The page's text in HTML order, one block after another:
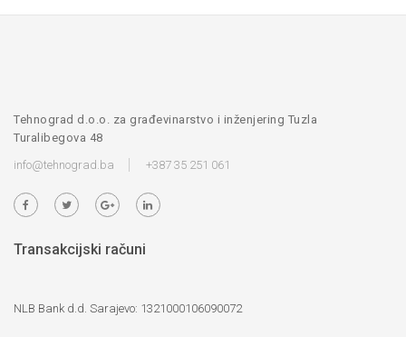
Tehnograd d.o.o. za građevinarstvo i inženjering Tuzla
Turalibegova 48
info@tehnograd.ba
+387 35 251 061
Transakcijski računi
NLB Bank d.d. Sarajevo: 1321000106090072